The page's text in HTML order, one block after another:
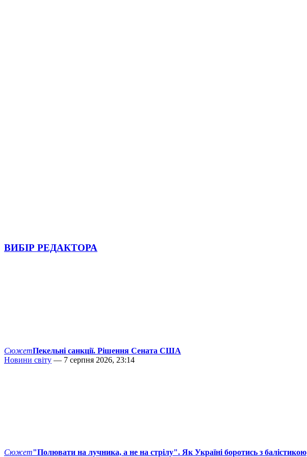
ВИБІР РЕДАКТОРА
СюжетПекельні санкції. Рішення Сената США
Новини світу — 7 серпня 2026, 23:14
Сюжет"Полювати на лучника, а не на стрілу". Як Україні боротись з балістикою